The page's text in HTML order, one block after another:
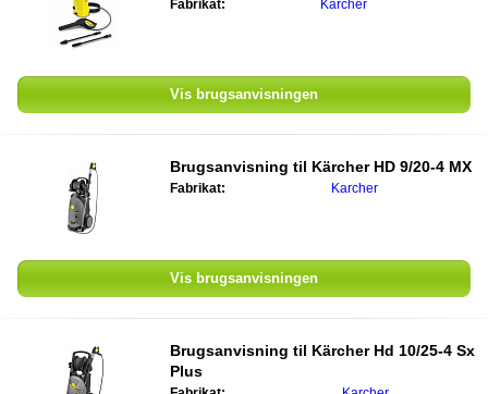
Fabrikat: Karcher
Vis brugsanvisningen
Brugsanvisning til Kärcher HD 9/20-4 MX
Fabrikat: Karcher
Vis brugsanvisningen
Brugsanvisning til Kärcher Hd 10/25-4 Sx
Plus